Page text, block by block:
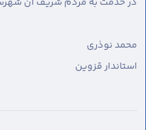
محمد نوذری
استاندار قزوین